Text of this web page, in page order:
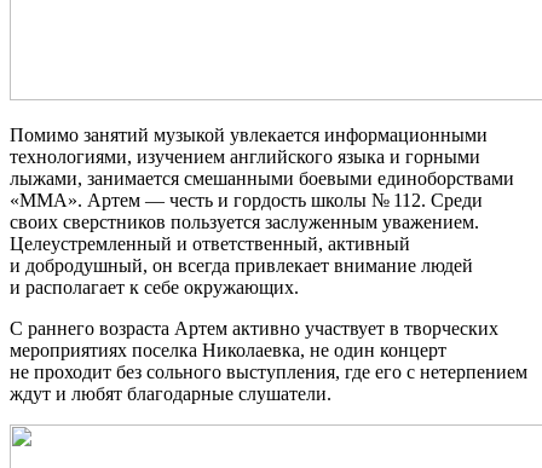
Помимо занятий музыкой увлекается информационными
технологиями, изучением английского языка и горными
лыжами, занимается смешанными боевыми единоборствами
«ММА». Артем — честь и гордость школы № 112. Среди
своих сверстников пользуется заслуженным уважением.
Целеустремленный и ответственный, активный
и добродушный, он всегда привлекает внимание людей
и располагает к себе окружающих.
С раннего возраста Артем активно участвует в творческих
мероприятиях поселка Николаевка, не один концерт
не проходит без сольного выступления, где его с нетерпением
ждут и любят благодарные слушатели.